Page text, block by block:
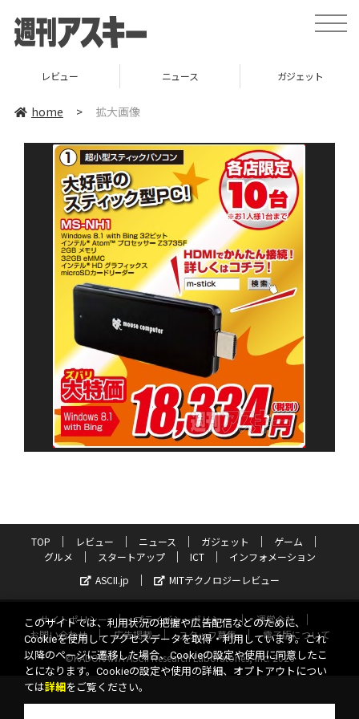
toggle
レビュー ニュース ガジェット
home > 拡大画像
TOP レビュー ニュース ガジェット
ゲーム
グルメ
スタートアップ ICT
インフォメーション
ASCII.jp
MITテクノロジーレビュー
サイトポリシー プライバシーポリシー
運営会社
お問い合わせ
広告掲載 スタッフ募集
電子版について
©KADOKAWA ASCII Research Laboratories, Inc. 2026
このサイトでは、利用状況の把握や広告配信などのために、
Cookieを使用してアクセスデータを取得・利用しています。これ
以降のページに遷移した場合、Cookieの設定や使用に同意したこ
とになります。Cookieの設定や使用の詳細、オプトアウトについ
ては詳細 をご覧ください。